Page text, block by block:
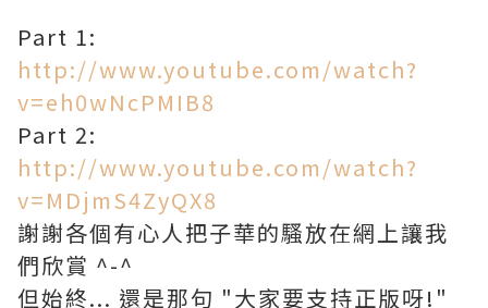
Part 1:
http://www.youtube.com/watch?
v=eh0wNcPMIB8
Part 2:
http://www.youtube.com/watch?
v=MDjmS4ZyQX8
謝謝各個有心人把子華的騷放在網上讓我
們欣賞 ^-^
但始終... 還是那句 "大家要支持正版呀!"